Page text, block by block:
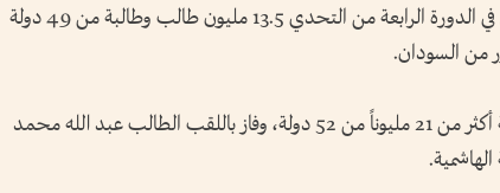
المغرب، فيما تجاوز عدد المشاركين في الدورة الرابعة من التحدي 13.5 مليون طالب وطالبة من 49 دولة
من السودان.
وسجلت الدورة الخامسة مشاركة أكثر من 21 مليوناً من 52 دولة، وفاز باللقب الطالب عبد الله محمد